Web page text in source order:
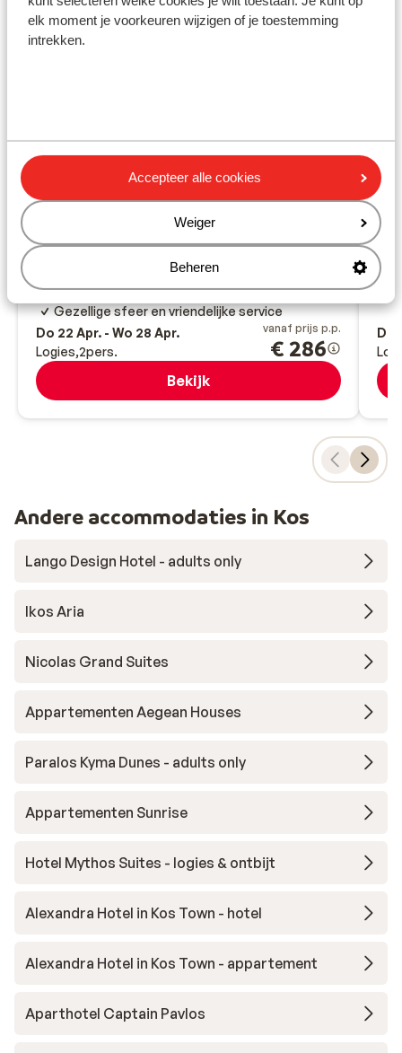
elk moment je voorkeuren wijzigen of je toestemming
intrekken.
Accepteer alle cookies
Weiger
Beheren
8.9
Appartementen Sunrise
Griekenland
Top locatie
Gerenoveerde appartementen, zwembad en
Het gevoel van thuis
Gezellige sfeer en vriendelijke service
Do 22 Apr. - Wo 28 Apr.
Logies 2pers.
vanaf prijs p.p.
€ 286
Bekijk
Do
Andere accommodaties in Kos
Lango Design Hotel - adults only
Ikos Aria
Nicolas Grand Suites
Appartementen Aegean Houses
Paralos Kyma Dunes - adults only
Appartementen Sunrise
Hotel Mythos Suites - logies & ontbijt
Alexandra Hotel in Kos Town - hotel
Alexandra Hotel in Kos Town - appartement
Aparthotel Captain Pavlos